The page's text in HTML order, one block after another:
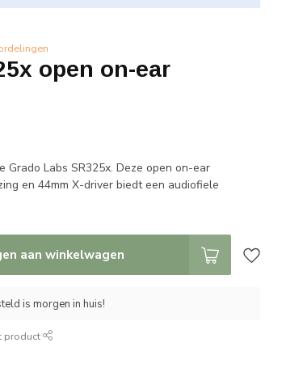
open on-ear
Grado Labs SR325x. Deze open on-ear
en 44mm X-driver biedt een audiofiele
aan winkelwagen
is morgen in huis!
product